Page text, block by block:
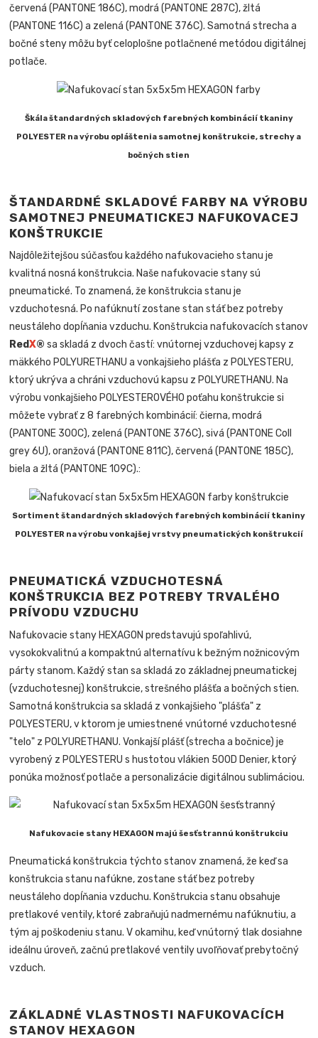
červená (PANTONE 186C), modrá (PANTONE 287C), žltá
(PANTONE 116C) a zelená (PANTONE 376C). Samotná strecha a
bočné steny môžu byť celoplošne potlačnené metódou digitálnej
potlače.
Škála štandardných skladových farebných kombinácií tkaniny
POLYESTER na výrobu opláštenia samotnej konštrukcie, strechy a
bočných stien
ŠTANDARDNÉ SKLADOVÉ FARBY NA VÝROBU
SAMOTNEJ PNEUMATICKEJ NAFUKOVACEJ
KONŠTRUKCIE
Najdôležitejšou súčasťou každého nafukovacieho stanu je
kvalitná nosná konštrukcia. Naše nafukovacie stany sú
pneumatické. To znamená, že konštrukcia stanu je
vzduchotesná. Po nafúknutí zostane stan stáť bez potreby
neustáleho dopĺňania vzduchu. Konštrukcia nafukovacích stanov
RedX® sa skladá z dvoch častí: vnútornej vzduchovej kapsy z
mäkkého POLYURETHANU a vonkajšieho plášťa z POLYESTERU,
ktorý ukrýva a chráni vzduchovú kapsu z POLYURETHANU. Na
výrobu vonkajšieho POLYESTEROVÉHO poťahu konštrukcie si
môžete vybrať z 8 farebných kombinácií: čierna, modrá
(PANTONE 300C), zelená (PANTONE 376C), sivá (PANTONE Coll
grey 6U), oranžová (PANTONE 811C), červená (PANTONE 185C),
biela a žltá (PANTONE 109C).:
Sortiment štandardných skladových farebných kombinácií tkaniny
POLYESTER na výrobu vonkajšej vrstvy pneumatických konštrukcií
PNEUMATICKÁ VZDUCHOTESNÁ
KONŠTRUKCIA BEZ POTREBY TRVALÉHO
PRÍVODU VZDUCHU
Nafukovacie stany HEXAGON predstavujú spoľahlivú,
vysokokvalitnú a kompaktnú alternatívu k bežným nožnicovým
párty stanom. Každý stan sa skladá zo základnej pneumatickej
(vzduchotesnej) konštrukcie, strešného plášťa a bočných stien.
Samotná konštrukcia sa skladá z vonkajšieho "plášťa" z
POLYESTERU, v ktorom je umiestnené vnútorné vzduchotesné
"telo" z POLYURETHANU. Vonkajší plášť (strecha a bočnice) je
vyrobený z POLYESTERU s hustotou vlákien 500D Denier, ktorý
ponúka možnosť potlače a personalizácie digitálnou sublimáciou.
Nafukovacie stany HEXAGON majú šesťstrannú konštrukciu
Pneumatická konštrukcia týchto stanov znamená, že keď sa
konštrukcia stanu nafúkne, zostane stáť bez potreby
neustáleho dopĺňania vzduchu. Konštrukcia stanu obsahuje
pretlakové ventily, ktoré zabraňujú nadmernému nafúknutiu, a
tým aj poškodeniu stanu. V okamihu, keď vnútorný tlak dosiahne
ideálnu úroveň, začnú pretlakové ventily uvoľňovať prebytočný
vzduch.
ZÁKLADNÉ VLASTNOSTI NAFUKOVACÍCH
STANOV HEXAGON